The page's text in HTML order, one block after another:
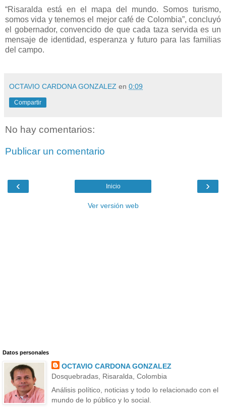
“Risaralda está en el mapa del mundo. Somos turismo,
somos vida y tenemos el mejor café de Colombia”, concluyó
el gobernador, convencido de que cada taza servida es un
mensaje de identidad, esperanza y futuro para las familias
del campo.
OCTAVIO CARDONA GONZALEZ en 0:09
Compartir
No hay comentarios:
Publicar un comentario
‹ ›
Inicio
Ver versión web
Datos personales
OCTAVIO CARDONA GONZALEZ
Dosquebradas, Risaralda, Colombia
Análisis político, noticias y todo lo relacionado con el
mundo de lo público y lo social.